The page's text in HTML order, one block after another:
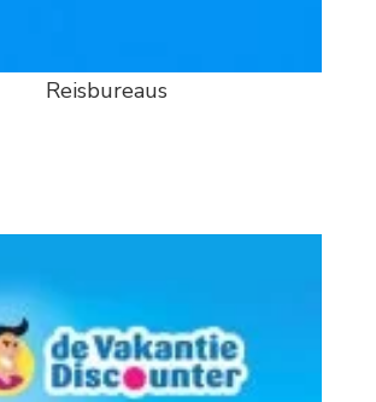
Reisbureaus